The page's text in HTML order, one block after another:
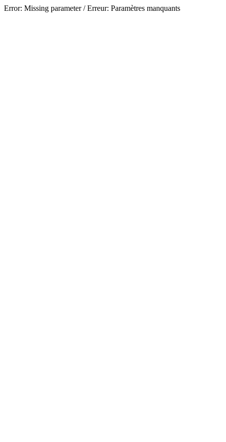
Error: Missing parameter / Erreur: Paramètres manquants